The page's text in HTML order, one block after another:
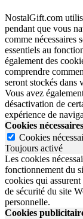
NostalGift.com
pendant que vous
comme nécessaires
essentiels au
également des
comprendre
seront stockés dans
Vous avez
désactivation de
expérience de
Cookies
Cookies
Toujours activé
Les cookies
fonctionnement du
cookies qui
de sécurité du site
personnelle.
Cookies